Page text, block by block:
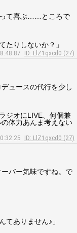
って喜ぶ……ところで
たりしないか？」
ID: LlZ1qxcd0 (27)
ュースの代行を少し
ジオにLIVE、何個兼
体力あんま考えない
ID: LlZ1qxcd0 (27)
バー気味ですね。で
てありません♪」